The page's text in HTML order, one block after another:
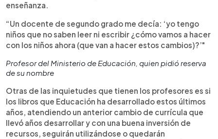
enseñanza.
“Un docente de segundo grado me decía: ‘yo tengo
niños que no saben leer ni escribir ¿cómo vamos a hacer
con los niños ahora (que van a hacer estos cambios)?’"
Profesor del Ministerio de Educación, quien pidió reserva
de su nombre
Otras de las inquietudes que tienen los profesores es si
los libros que Educación ha desarrollado estos últimos
años, atendiendo un anterior cambio de currícula que
llevó años desarrollar y con una buena inversión de
recursos, seguirán utilizándose o quedarán